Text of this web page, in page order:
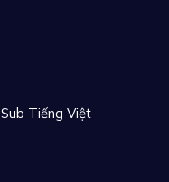
Sub Tiếng Việt